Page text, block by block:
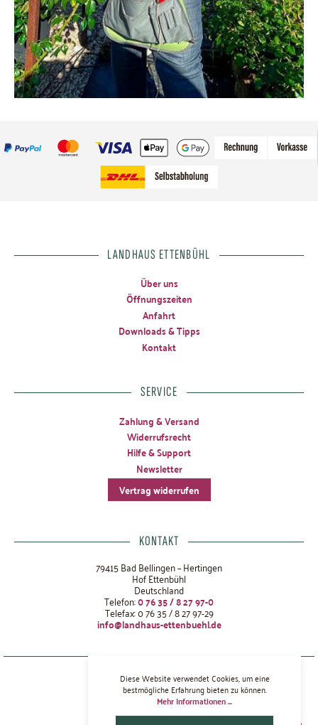
LANDHAUS ETTENBÜHL
Über uns
Öffnungszeiten
Anfahrt
Downloads & Tipps
Kontakt
SERVICE
Zahlung & Versand
Widerrufsrecht
Hilfe & Support
Newsletter
Vertrag widerrufen
KONTAKT
79415 Bad Bellingen – Hertingen
Hof Ettenbühl
Deutschland
Telefon:0 76 35 / 8 27 97-0
Telefax: 0 76 35 / 8 27 97-29
info@landhaus-ettenbuehl.de
Datenschutz
AGBs
Cookie-Einstellungen
Diese Website verwendet Cookies, um eine
bestmögliche Erfahrung bieten zu können.
Mehr Informationen ...